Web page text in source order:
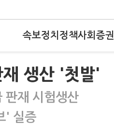
속보정치 정책사회 증권
재 생산 '첫발'
판재 시험생산
' 실증